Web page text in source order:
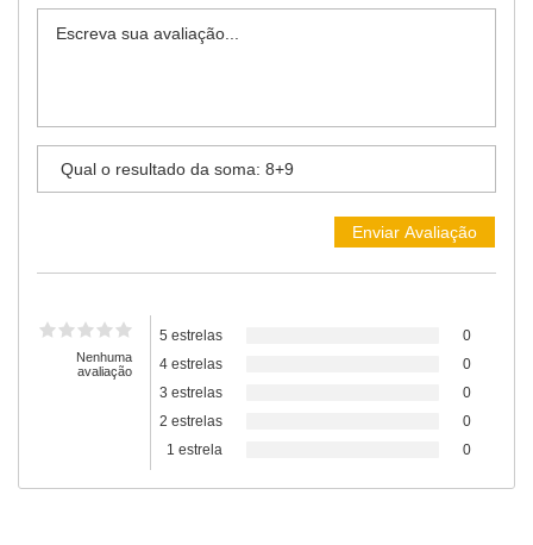
Nenhuma
avaliação
5 estrelas
0
4 estrelas
0
3 estrelas
0
2 estrelas
0
1 estrela
0